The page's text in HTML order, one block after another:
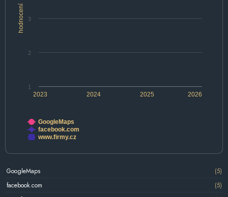
hodnocení
2024 2026
2023 2025
1
2
3
GoogleMaps
facebook.com
www.firmy.cz
GoogleMaps
(5)
facebook.com
(5)